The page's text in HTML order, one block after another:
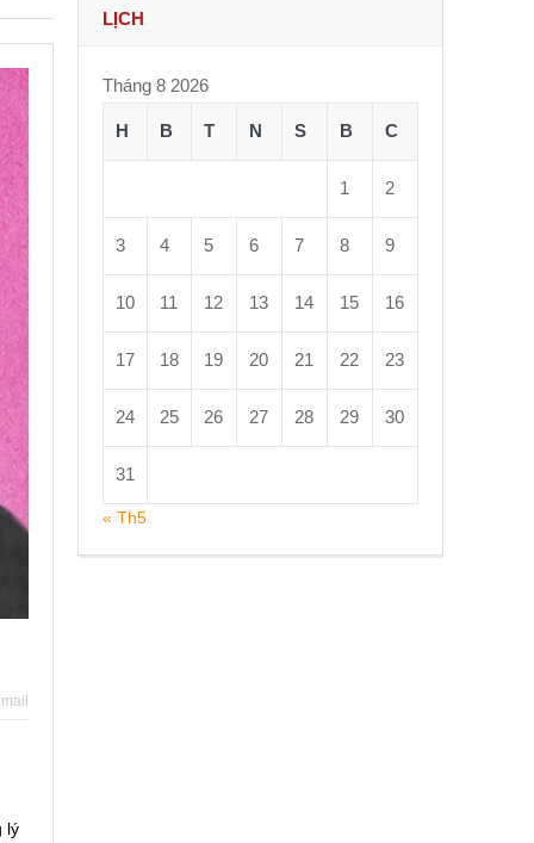
hội học giáo dục”.
in 2031
ISA
lý
LỊCH
Tháng 8 2026
H B T N S B C
1 2
3 4 5 6 7 8 9
10 11 12 13 14 15 16
17 18 19 20 21 22 23
24 25 26 27 28 29 30
31
« Th5